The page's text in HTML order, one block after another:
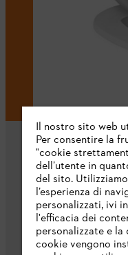
Il nostro sito web
Per consentire la
"cookie
dell’utente in
del sito.
l’esperienza di
personalizzati, ivi
l'efficacia dei
personalizzate e
cookie vengono